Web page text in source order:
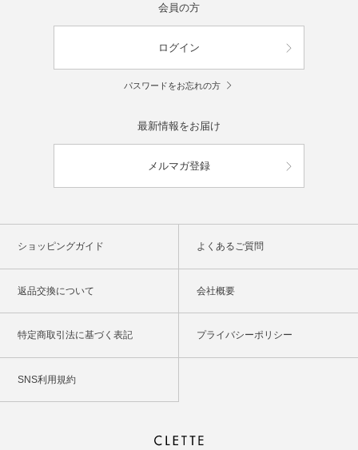
会員の方
ログイン
パスワードをお忘れの方
最新情報をお届け
メルマガ登録
ショッピングガイド よくあるご質問
返品交換について 会社概要
特定商取引法に基づく表記 プライバシーポリシー
SNS利用規約